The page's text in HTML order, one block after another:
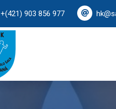
+(421) 903 856 977